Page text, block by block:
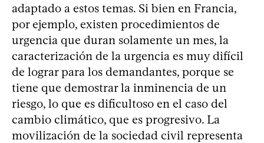
adaptado a estos temas. Si bien en Francia,
por ejemplo, existen procedimientos de
urgencia que duran solamente un mes, la
caracterización de la urgencia es muy difícil
de lograr para los demandantes, porque se
tiene que demostrar la inminencia de un
riesgo, lo que es dificultoso en el caso del
cambio climático, que es progresivo. La
movilización de la sociedad civil representa